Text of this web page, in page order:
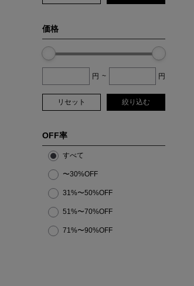
価格
円 ~ 円
リセット 絞り込む
OFF率
すべて
〜30%OFF
31%〜50%OFF
51%〜70%OFF
71%〜90%OFF